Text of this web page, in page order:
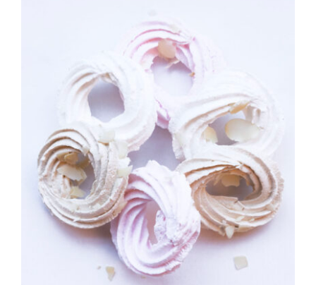
TOEVOEGEN AAN WINKELWAGEN
/
DETAILS